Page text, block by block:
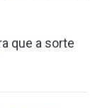
que a sorte